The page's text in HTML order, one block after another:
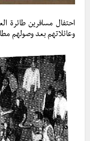
وعائلاتهم بعد وصولهم